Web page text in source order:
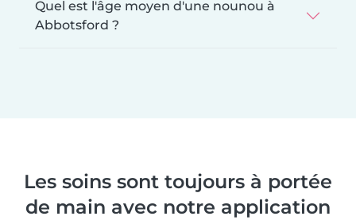
Quel est l'âge moyen d'une nounou à
Abbotsford ?
Les soins sont toujours à portée
de main avec notre application